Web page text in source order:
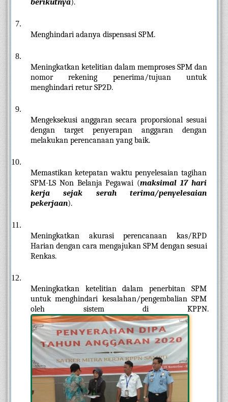
berikutnya).
Menghindari adanya dispensasi SPM.
Meningkatkan ketelitian dalam memproses SPM dan
nomor rekening penerima/tujuan untuk
menghindari retur SP2D.
Mengeksekusi anggaran secara proporsional sesuai
dengan target penyerapan anggaran dengan
melakukan perencanaan yang baik.
Memastikan ketepatan waktu penyelesaian tagihan
SPM-LS Non Belanja Pegawai (maksimal 17 hari
kerja sejak serah terima/penyelesaian
pekerjaan).
Meningkatkan akurasi perencanaan kas/RPD
Harian dengan cara mengajukan SPM dengan sesuai
Renkas.
Meningkatkan ketelitian dalam penerbitan SPM
untuk menghindari kesalahan/pengembalian SPM
oleh sistem di KPPN.